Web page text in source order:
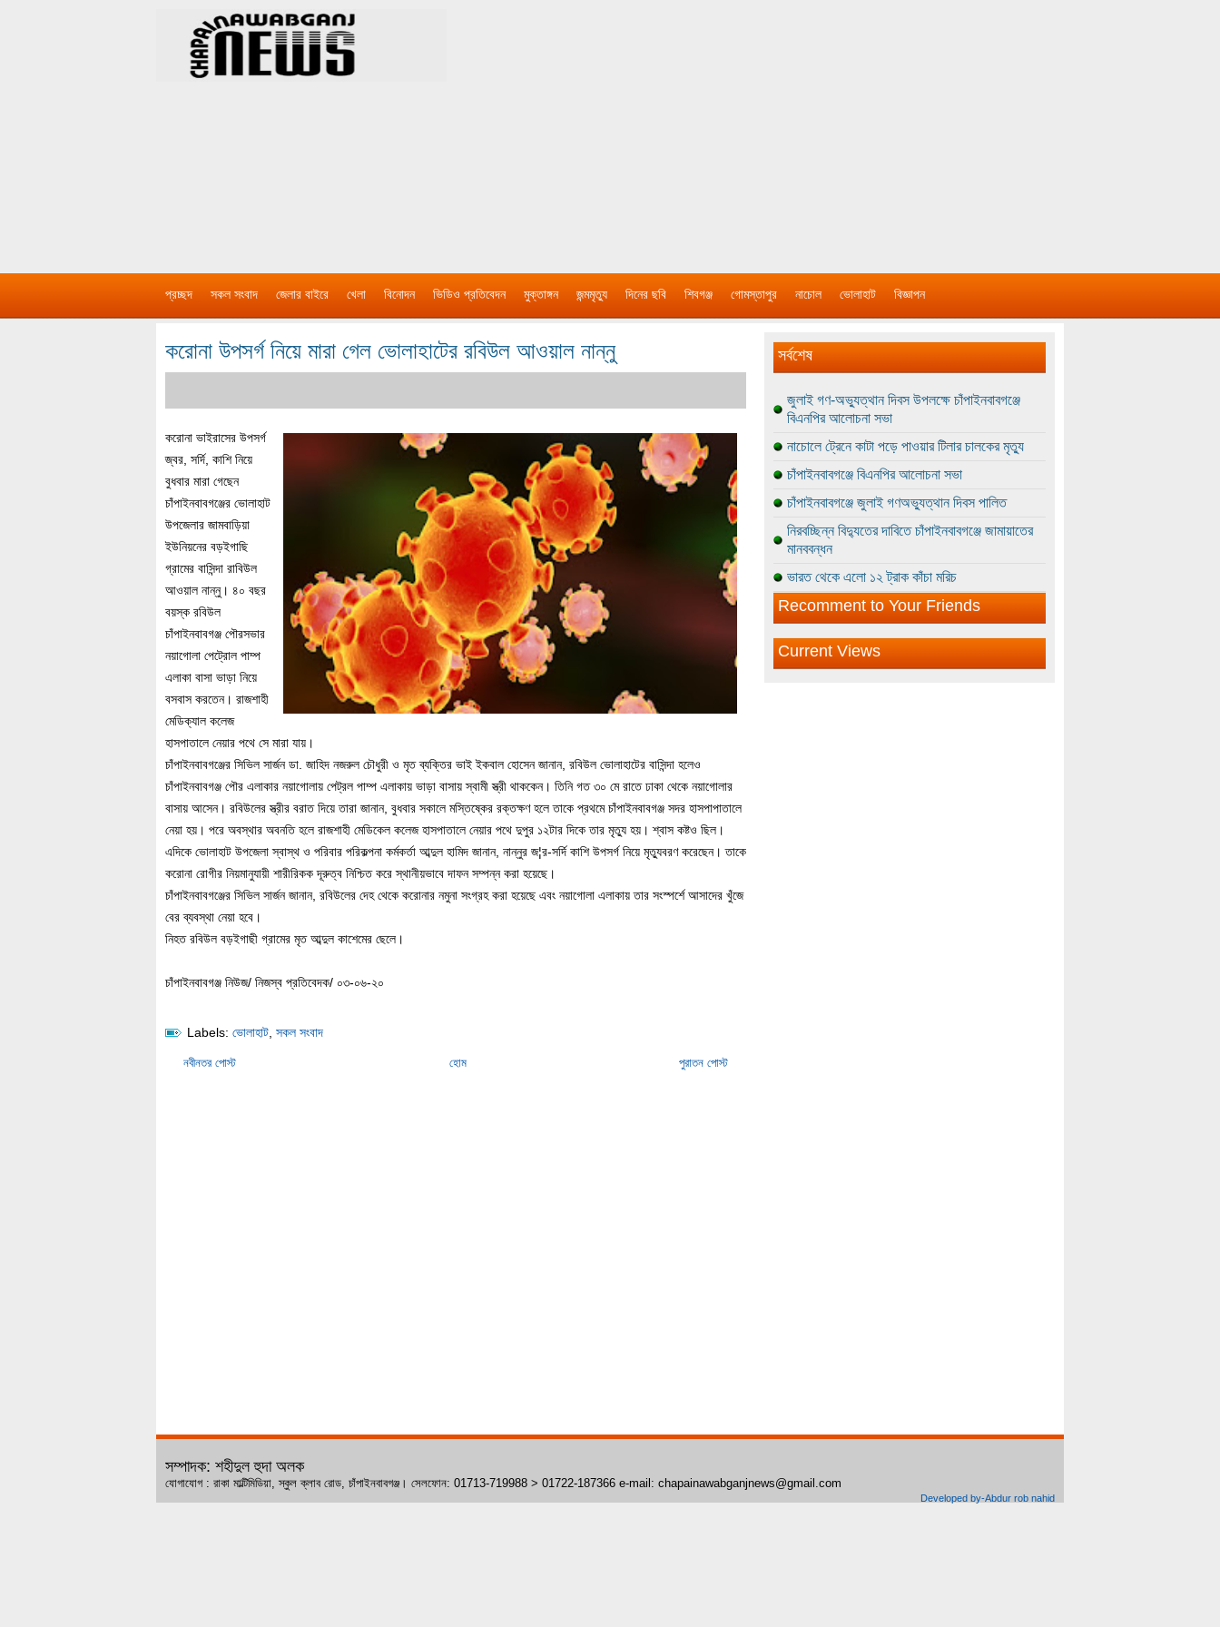
প্রচ্ছদ সকল সংবাদ জেলার বাইরে খেলা বিনোদন ভিডিও প্রতিবেদন মুক্তাঙ্গন জন্মমৃত্যু দিনের ছবি শিবগঞ্জ গোমস্তাপুর নাচোল ভোলাহাট বিজ্ঞাপন
করোনা উপসর্গ নিয়ে মারা গেল ভোলাহাটের রবিউল আওয়াল নান্নু
করোনা ভাইরাসের উপসর্গ
জ্বর, সর্দি, কাশি নিয়ে
বুধবার মারা গেছেন
চাঁপাইনবাবগঞ্জের ভোলাহাট
উপজেলার জামবাড়িয়া
ইউনিয়নের বড়ইগাছি
গ্রামের বাসিন্দা রাবিউল
আওয়াল নান্নু। ৪০ বছর
বয়স্ক রবিউল
চাঁপাইনবাবগঞ্জ পৌরসভার
নয়াগোলা পেট্রোল পাম্প
এলাকা বাসা ভাড়া নিয়ে
বসবাস করতেন। রাজশাহী
মেডিক্যাল কলেজ
হাসপাতালে নেয়ার পথে সে মারা যায়।
চাঁপাইনবাবগঞ্জের সিভিল সার্জন ডা. জাহিদ নজরুল চৌধুরী ও মৃত ব্যক্তির ভাই ইকবাল হোসেন জানান, রবিউল ভোলাহাটের বাসিন্দা হলেও
চাঁপাইনবাবগঞ্জ পৌর এলাকার নয়াগোলায় পেট্রল পাম্প এলাকায় ভাড়া বাসায় স্বামী স্ত্রী থাককেন। তিনি গত ৩০ মে রাতে ঢাকা থেকে নয়াগোলার
বাসায় আসেন। রবিউলের স্ত্রীর বরাত দিয়ে তারা জানান, বুধবার সকালে মস্তিষ্কের রক্তক্ষণ হলে তাকে প্রথমে চাঁপাইনবাবগঞ্জ সদর হাসপাপাতালে
নেয়া হয়। পরে অবস্থার অবনতি হলে রাজশাহী মেডিকেল কলেজ হাসপাতালে নেয়ার পথে দুপুর ১২টার দিকে তার মৃত্যু হয়। শ্বাস কষ্টও ছিল।
এদিকে ভোলাহাট উপজেলা স্বাস্থ ও পরিবার পরিকল্পনা কর্মকর্তা আব্দুল হামিদ জানান, নান্নুর জ¦র-সর্দি কাশি উপসর্গ নিয়ে মৃত্যুবরণ করেছেন। তাকে
করোনা রোগীর নিয়মানুযায়ী শারীরিকক দূরুত্ব নিশ্চিত করে স্থানীয়ভাবে দাফন সম্পন্ন করা হয়েছে।
চাঁপাইনবাবগঞ্জের সিভিল সার্জন জানান, রবিউলের দেহ থেকে করোনার নমুনা সংগ্রহ করা হয়েছে এবং নয়াগোলা এলাকায় তার সংস্পর্শে আসাদের খুঁজে
বের ব্যবস্থা নেয়া হবে।
নিহত রবিউল বড়ইগাছী গ্রামের মৃত আব্দুল কাশেমের ছেলে।
চাঁপাইনবাবগঞ্জ নিউজ/ নিজস্ব প্রতিবেদক/ ০৩-০৬-২০
Labels: ভোলাহাট সকল সংবাদ
নবীনতর পোস্ট পুরাতন পোস্ট
হোম
সর্বশেষ
জুলাই গণ-অভ্যুত্থান দিবস উপলক্ষে চাঁপাইনবাবগঞ্জে
বিএনপির আলোচনা সভা
নাচোলে ট্রেনে কাটা পড়ে পাওয়ার টিলার চালকের মৃত্যু
চাঁপাইনবাবগঞ্জে বিএনপির আলোচনা সভা
চাঁপাইনবাবগঞ্জে জুলাই গণঅভ্যুত্থান দিবস পালিত
নিরবচ্ছিন্ন বিদ্যুতের দাবিতে চাঁপাইনবাবগঞ্জে জামায়াতের
মানববন্ধন
ভারত থেকে এলো ১২ ট্রাক কাঁচা মরিচ
Recomment to Your Friends
Current Views
সম্পাদক: শহীদুল হুদা অলক
যোগাযোগ : রাকা মাল্টিমিডিয়া, স্কুল ক্লাব রোড, চাঁপাইনবাবগঞ্জ। সেলফোন: 01713-719988 > 01722-187366 e-mail: chapainawabganjnews@gmail.com
Developed by-Abdur rob nahid